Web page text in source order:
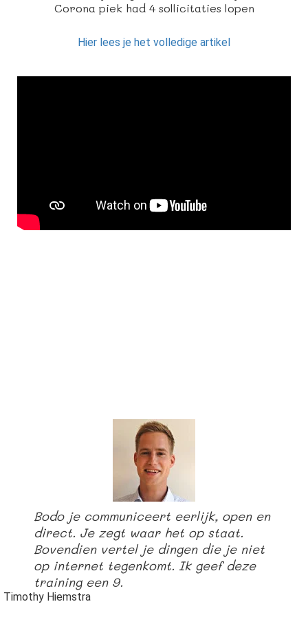
Corona piek had 4 sollicitaties lopen
Hier lees je het volledige artikel
Bodo je communiceert eerlijk, open en
direct. Je zegt waar het op staat.
Bovendien vertel je dingen die je niet
op internet tegenkomt. Ik geef deze
training een 9.
Timothy Hiemstra